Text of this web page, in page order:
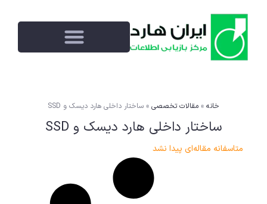
خانه » مقالات تخصصی » ساختار داخلی هارد دیسک و SSD
ساختار داخلی هارد دیسک و SSD
متاسفانه مقاله‌ای پیدا نشد